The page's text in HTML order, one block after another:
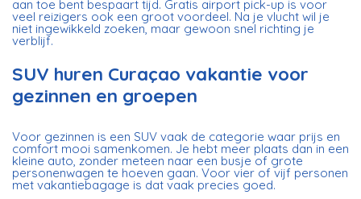
aan toe bent bespaart tijd. Gratis airport pick-up is voor
veel reizigers ook een groot voordeel. Na je vlucht wil je
niet ingewikkeld zoeken, maar gewoon snel richting je
verblijf.
SUV huren Curaçao vakantie voor
gezinnen en groepen
Voor gezinnen is een SUV vaak de categorie waar prijs en
comfort mooi samenkomen. Je hebt meer plaats dan in een
kleine auto, zonder meteen naar een busje of grote
personenwagen te hoeven gaan. Voor vier of vijf personen
met vakantiebagage is dat vaak precies goed.